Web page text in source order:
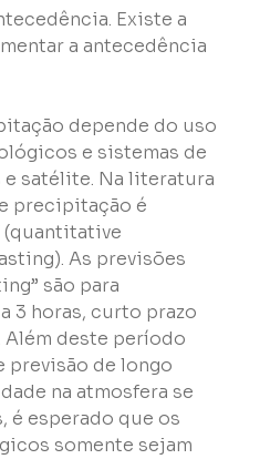
Existe a
a antecedência
depende do uso
e sistemas de
satélite. Na literatura
precipitação é
(quantitative
As previsões
são para
3 horas, curto prazo
Além deste período
previsão de longo
na atmosfera se
é esperado que os
somente sejam